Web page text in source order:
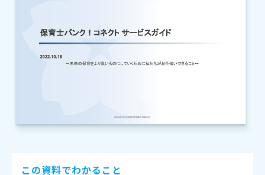
この資料でわかること